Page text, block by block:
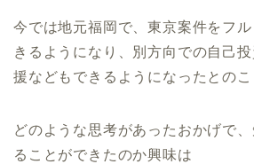
今では地元福岡で、東京案件をフ
きるようになり、別方向での自己
援などもできるようになったとのこ
どのような思考があったおかげで
ることができたのか興味は